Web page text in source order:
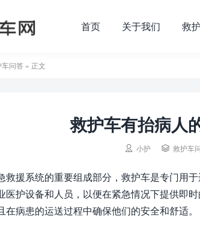
首页 关于我们 救
问答 » 正文
救护车有抬病人
 小护  救护车
救援系统的重要组成部分，救护车是专门用
医护设备和人员，以便在紧急情况下提供即
在病患的运送过程中确保他们的安全和舒适。